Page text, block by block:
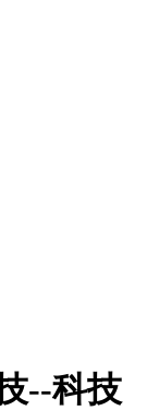
--科技